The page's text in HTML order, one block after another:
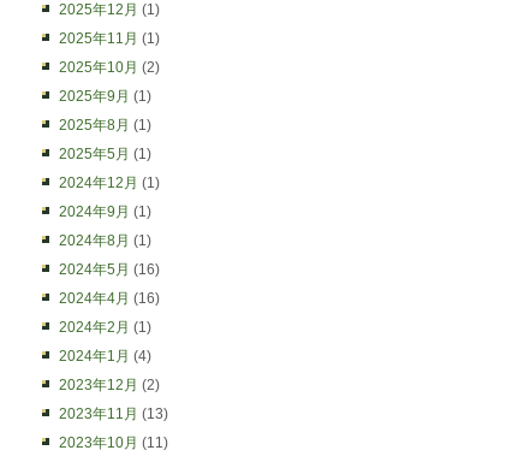
2025年12月 (1)
2025年11月 (1)
2025年10月 (2)
2025年9月 (1)
2025年8月 (1)
2025年5月 (1)
2024年12月 (1)
2024年9月 (1)
2024年8月 (1)
2024年5月 (16)
2024年4月 (16)
2024年2月 (1)
2024年1月 (4)
2023年12月 (2)
2023年11月 (13)
2023年10月 (11)